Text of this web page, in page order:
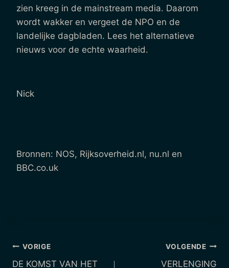
zien kreeg in de mainstream media. Daarom
wordt wakker en vergeet de NPO en de
landelijke dagbladen. Lees het alternatieve
nieuws voor de echte waarheid.
Nick
Bronnen: NOS, Rijksoverheid.nl, nu.nl en
BBC.co.uk
Berichtnavigatie
VORIGE
DE KOMST VAN HET
VOLGENDE
VERLENGING